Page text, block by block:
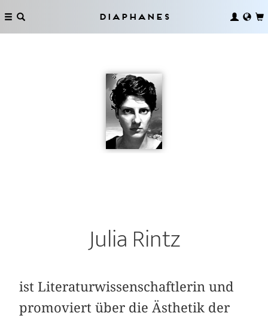
Diaphanes
Julia Rintz
ist Literaturwissenschaftlerin und
promoviert über die Ästhetik der